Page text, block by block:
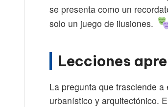
se presenta como un
solo un juego de ilusiones.
Lecciones
La pregunta que trasciende
urbanístico y arquitectónico.